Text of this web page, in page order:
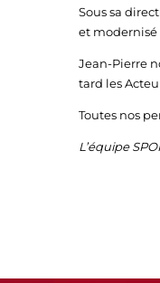
Sous sa
et modernisé
Jean-Pierre
tard les
Toutes nos
L’équipe